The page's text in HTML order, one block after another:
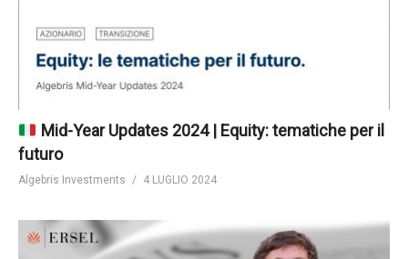
Mid-Year Updates 2024 | Equity: tematiche per il
futuro
Algebris Investments 4 LUGLIO 2024